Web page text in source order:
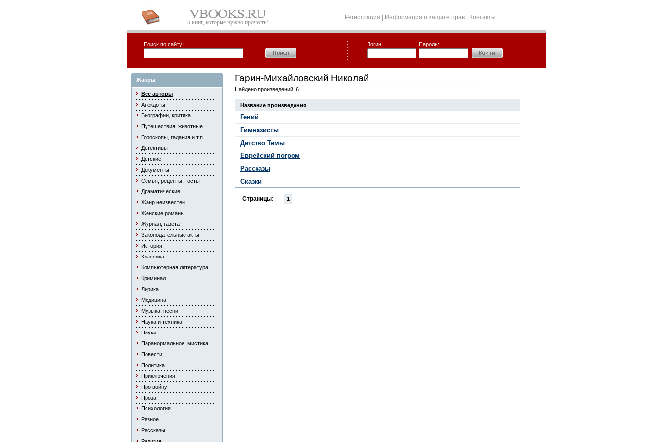
5 книг, которые нужно прочесть!
Регистрация Информация о защите прав Контакты
Поиск по сайту: Логин: Пароль:
Жанры
Все авторы
Анекдоты
Биографии, критика
Путешествия, животные
Гороскопы, гадания и т.п.
Детективы
Детские
Документы
Семья, рецепты, тосты
Драматические
Жанр неизвестен
Женские романы
Журнал, газета
Законодательные акты
История
Классика
Компьютерная литература
Криминал
Лирика
Медицина
Музыка, песни
Наука и техника
Науки
Паранормальное, мистика
Повести
Политика
Приключения
Про войну
Проза
Психология
Разное
Рассказы
Гарин-Михайловский Николай
Найдено произведений: 6
Название произведения
Гений
Гимназисты
Детство Темы
Еврейский погром
Рассказы
Сказки
Страницы: 1